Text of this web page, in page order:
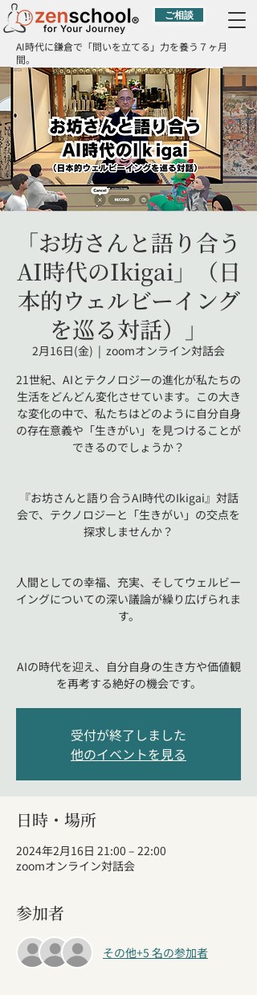
ご相談
AI時代に鎌倉で「問いを立てる」力を養う７ヶ月
間。
「お坊さんと語り合う
AI時代のIkigai」（日
本的ウェルビーイング
を巡る対話）」
2月16日(金)
  |
zoomオンライン対話会
21世紀、AIとテクノロジーの進化が私たちの
生活をどんどん変化させています。この大き
な変化の中で、私たちはどのように自分自身
の存在意義や「生きがい」を見つけることが
できるのでしょうか？
『お坊さんと語り合うAI時代のIkigai』対話
会で、テクノロジーと「生きがい」の交点を
探求しませんか？
人間としての幸福、充実、そしてウェルビー
イングについての深い議論が繰り広げられま
す。
AIの時代を迎え、自分自身の生き方や価値観
を再考する絶好の機会です。
受付が終了しました
他のイベントを見る
日時・場所
2024年2月16日 21:00 – 22:00
zoomオンライン対話会
参加者
その他+5 名の参加者